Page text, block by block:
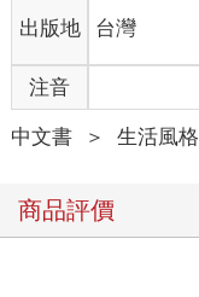
出版地 台灣
注音
中文書 ＞ 生活風格
商品評價